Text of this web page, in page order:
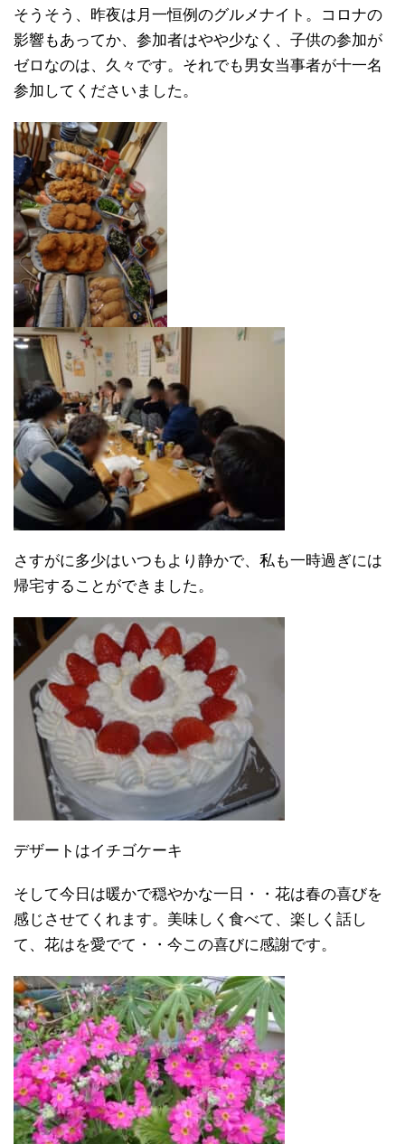
そうそう、昨夜は月一恒例のグルメナイト。コロナの
影響もあってか、参加者はやや少なく、子供の参加が
ゼロなのは、久々です。それでも男女当事者が十一名
参加してくださいました。
さすがに多少はいつもより静かで、私も一時過ぎには
帰宅することができました。
デザートはイチゴケーキ
そして今日は暖かで穏やかな一日・・花は春の喜びを
感じさせてくれます。美味しく食べて、楽しく話し
て、花はを愛でて・・今この喜びに感謝です。